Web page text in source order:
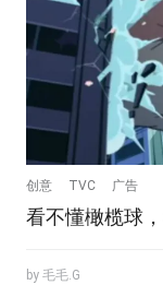
创意 TVC 广告
看不懂橄榄球
by 毛毛.G